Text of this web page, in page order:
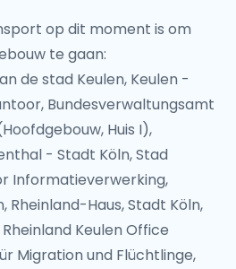
op dit moment is om
te gaan:
de stad Keulen, Keulen -
Bundesverwaltungsamt
Huis I),
- Stadt Köln, Stad
Informatieverwerking,
Rheinland-Haus, Stadt Köln,
Keulen Office
Migration und Flüchtlinge,